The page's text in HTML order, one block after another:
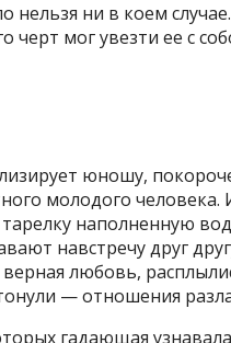
нельзя ни в коем
черт мог увезти ее с
юношу,
молодого человека.
наполненную
навстречу друг
любовь,
— отношения
гадающая